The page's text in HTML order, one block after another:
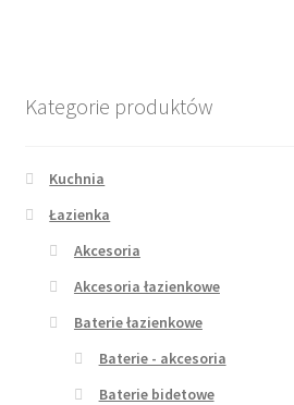
Kategorie produktów
Kuchnia
Łazienka
Akcesoria
Akcesoria łazienkowe
Baterie łazienkowe
Baterie - akcesoria
Baterie bidetowe